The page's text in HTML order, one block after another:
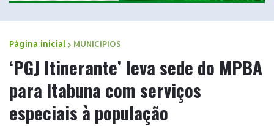
Página inicial MUNICIPIOS
‘PGJ Itinerante’ leva sede do MPBA
para Itabuna com serviços
especiais à população